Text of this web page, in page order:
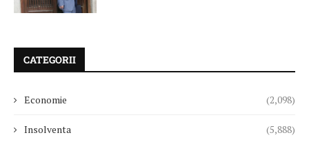
CATEGORII
Economie (2,098)
Insolventa (5,888)